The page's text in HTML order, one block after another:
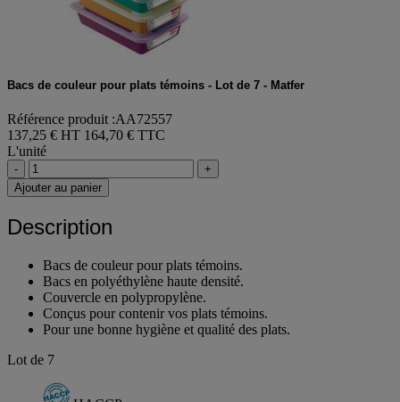
Référence produit :AA72557
137,25 € HT
L'unité
-
Description
Bacs de couleur pour plats témoins.
Bacs en polyéthylène haute densité.
Couvercle en polypropylène.
Conçus pour contenir vos plats témoins.